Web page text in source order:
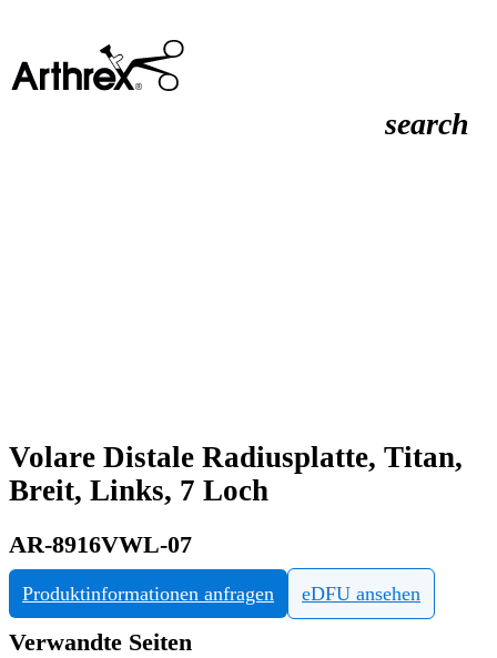
search
Volare Distale Radiusplatte, Titan,
Breit, Links, 7 Loch
AR-8916VWL-07
Produktinformationen anfragen eDFU ansehen
Verwandte Seiten